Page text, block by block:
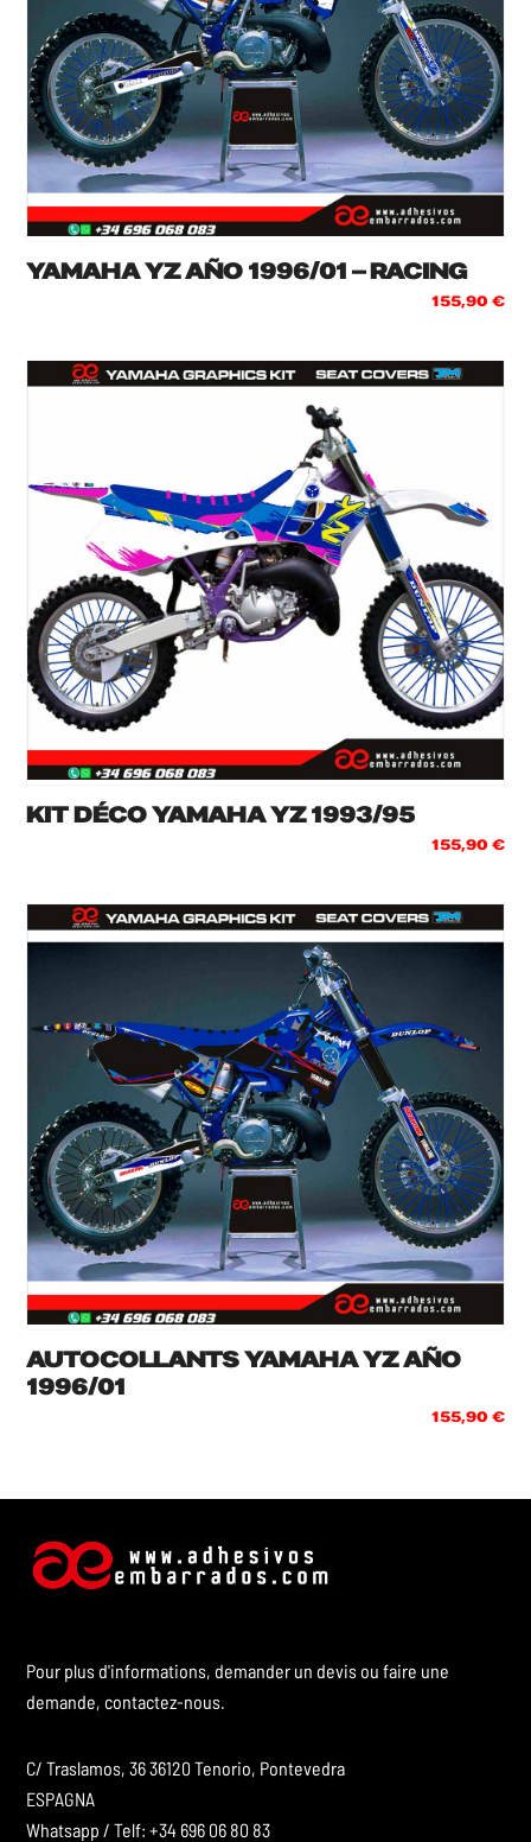
YAMAHA YZ AÑO 1996/01 – RACING
155,90 €
KIT DÉCO YAMAHA YZ 1993/95
155,90 €
AUTOCOLLANTS YAMAHA YZ AÑO
1996/01
155,90 €
Pour plus d'informations, demander un devis ou faire une
demande, contactez-nous.
C/ Traslamos, 36 36120 Tenorio, Pontevedra
ESPAGNA
Whatsapp / Telf: +34 696 06 80 83